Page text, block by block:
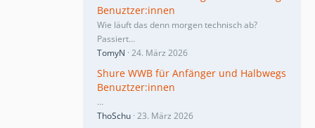
Benuztzer:innen
Wie läuft das denn morgen technisch ab?
Passiert…
TomyN 24. März 2026
Shure WWB für Anfänger und Halbwegs
Benuztzer:innen
…
ThoSchu 23. März 2026